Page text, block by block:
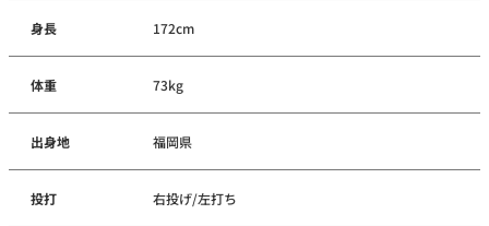
身長 172cm
体重 73kg
出身地 福岡県
投打 右投げ/左打ち